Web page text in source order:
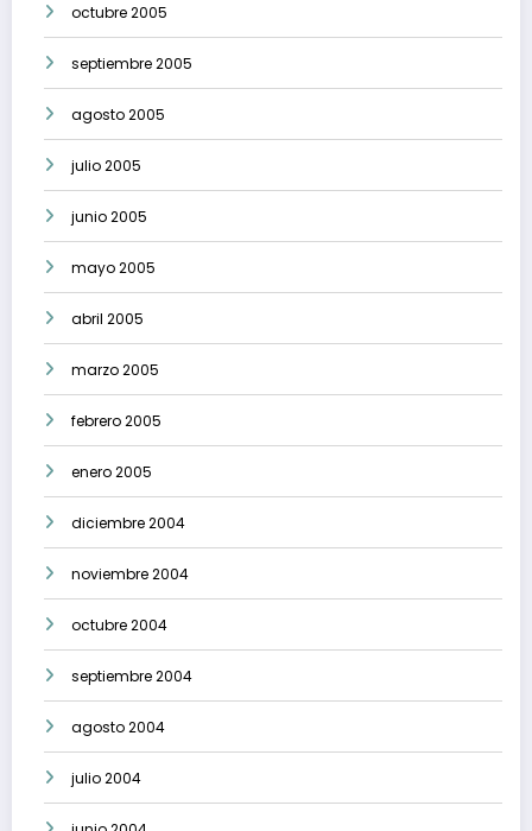
octubre 2005
septiembre 2005
agosto 2005
julio 2005
junio 2005
mayo 2005
abril 2005
marzo 2005
febrero 2005
enero 2005
diciembre 2004
noviembre 2004
octubre 2004
septiembre 2004
agosto 2004
julio 2004